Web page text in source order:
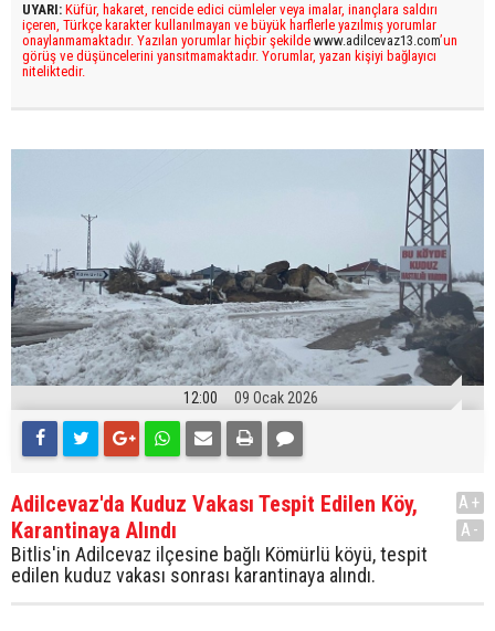
UYARI: Küfür, hakaret, rencide edici cümleler veya imalar, inançlara saldırı
içeren, Türkçe karakter kullanılmayan ve büyük harflerle yazılmış yorumlar
onaylanmamaktadır. Yazılan yorumlar hiçbir şekilde www.adilcevaz13.com’un
görüş ve düşüncelerini yansıtmamaktadır. Yorumlar, yazan kişiyi bağlayıcı
niteliktedir.
12:00 09 Ocak 2026
Adilcevaz'da Kuduz Vakası Tespit Edilen Köy,
Karantinaya Alındı
Bitlis'in Adilcevaz ilçesine bağlı Kömürlü köyü, tespit
edilen kuduz vakası sonrası karantinaya alındı.
A+
A-